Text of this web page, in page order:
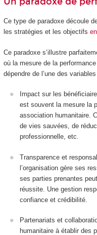
Ce type de paradoxe découle
les stratégies et les objectifs
Ce paradoxe s’illustre
où la mesure de la
dépendre de l’une des
Impact sur les
est souvent la mesure la
association humanitaire.
de vies sauvées, de
professionnelle, etc.
Transparence et
l’organisation gère ses
ses parties prenantes
réussite. Une gestion
confiance et crédibilité.
Partenariats et
humanitaire à établir des